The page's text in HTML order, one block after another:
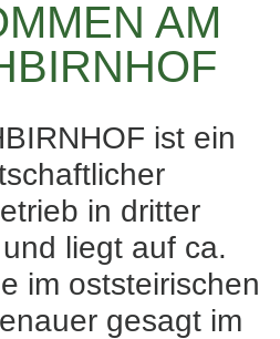
AM
ist ein
in dritter
liegt auf ca.
im oststeirischen
gesagt im